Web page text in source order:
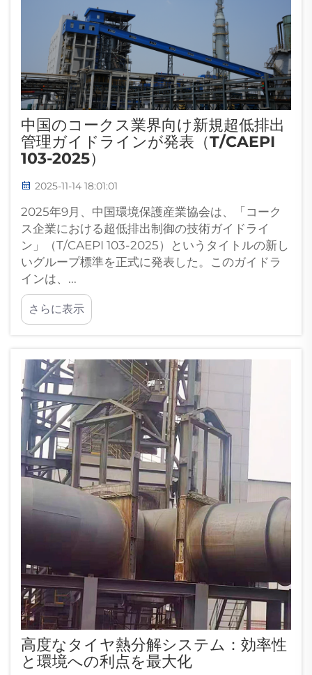
中国のコークス業界向け新規超低排出
管理ガイドラインが発表（T/CAEPI
103-2025）
2025-11-14 18:01:01
2025年9月、中国環境保護産業協会は、「コーク
ス企業における超低排出制御の技術ガイドライ
ン」（T/CAEPI 103-2025）というタイトルの新し
いグループ標準を正式に発表した。このガイドラ
インは、...
さらに表示
高度なタイヤ熱分解システム：効率性
と環境への利点を最大化